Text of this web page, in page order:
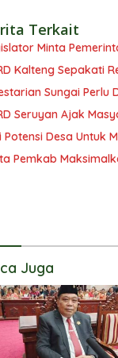
Terkait
Minta
Kalteng Sepakati
Sungai Perlu
Seruyan Ajak
Potensi Desa Untuk
Pemkab
Juga